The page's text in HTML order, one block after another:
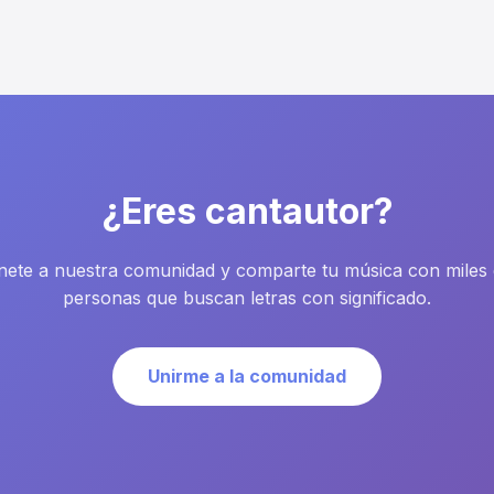
¿Eres cantautor?
a nuestra comunidad y comparte tu música con miles
personas que buscan letras con significado.
Unirme a la comunidad